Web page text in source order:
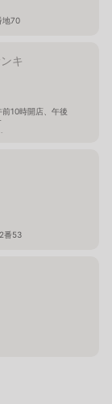
地70
キ
10時開店、午後
番53